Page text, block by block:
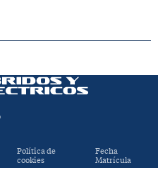
Política de
cookies
Fecha
Matrícula